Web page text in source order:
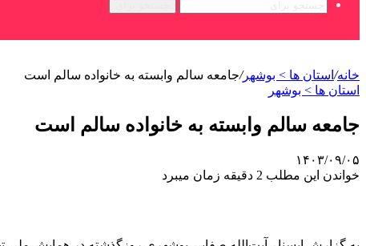
خانه/ استان ها > بوشهر/جامعه سالم وابسته به خانواده سالم است
استان ها > بوشهر
جامعه سالم وابسته به خانواده سالم است
۱۴۰۳/۰۹/۰۵
خواندن این مطلب 2 دقیقه زمان میبرد